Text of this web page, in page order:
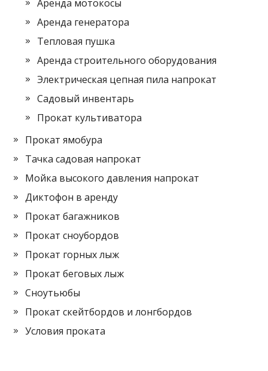
Аренда мотокосы
Аренда генератора
Тепловая пушка
Аренда строительного оборудования
Электрическая цепная пила напрокат
Садовый инвентарь
Прокат культиватора
Прокат ямобура
Тачка садовая напрокат
Мойка высокого давления напрокат
Диктофон в аренду
Прокат багажников
Прокат сноубордов
Прокат горных лыж
Прокат беговых лыж
Сноутьюбы
Прокат скейтбордов и лонгбордов
Условия проката